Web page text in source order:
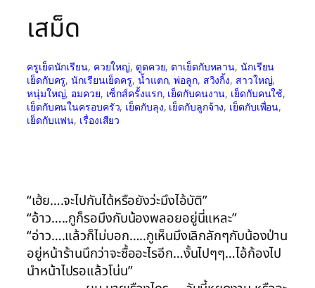
เสม็ด
ครูเย็ดนักเรียน, ควยใหญ่, ดูดควย, ตาเย็ดกับหลาน, นักเรียน
เย็ดกับครู, นักเรียนเย็ดครู, น้ำแตก, พ่อลูก, สวิงกิ้ง, สาวใหญ่
หนุ่มใหญ่, อมควย, เซ็กส์ครั้งแรก, เย็ดกับคนงาน, เย็ดกับคนใช้
เย็ดกับคนในครอบครัว, เย็ดกับลุง, เย็ดกับลูกจ้าง, เย็ดกับเพื่อน
เย็ดกับแฟน, เรื่องเสียว
“เฮ้ย….จะไปกันได้หรือยังว่ะมึงไอ้บัติ”
“อ้าว…..กูก็รอมึงกับน้องพลอยอยู่นี่แหละ”
“อ่าว….แล้วก็ไม่บอก…..กูเห็นมึงเลิกลักๆกับน้องป่าน
อยู่หน้าร้านนึกว่าจะซื้ออะไรอีก…งั้นไปๆๆ…ไอ้ก้องไป
นำหน้าไปรอแล้วโน่น”